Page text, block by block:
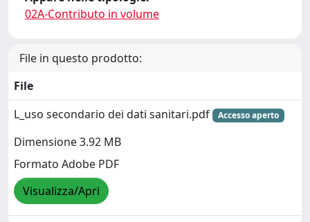
02A-Contributo in volume
File in questo prodotto:
File
L_uso secondario dei dati sanitari.pdf
Accesso aperto
Dimensione 3.92 MB
Formato Adobe PDF
Visualizza/Apri